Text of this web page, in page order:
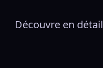
Découvre en détail